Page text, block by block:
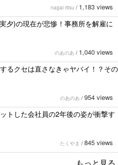
nagai ritsu / 1,183 views
夕)の現在が悲惨！事務所を解雇に
のあのあ / 1,040 views
るクセは直さなきゃヤバイ！？その
のあのあ / 954 views
トした会社員の2年後の姿が衝撃す
たくやま / 845 views